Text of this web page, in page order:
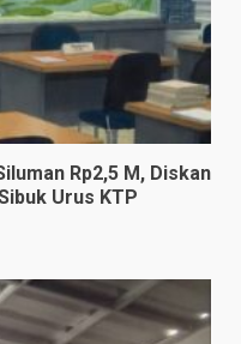
Rp2,5 M, Diskan
Urus KTP